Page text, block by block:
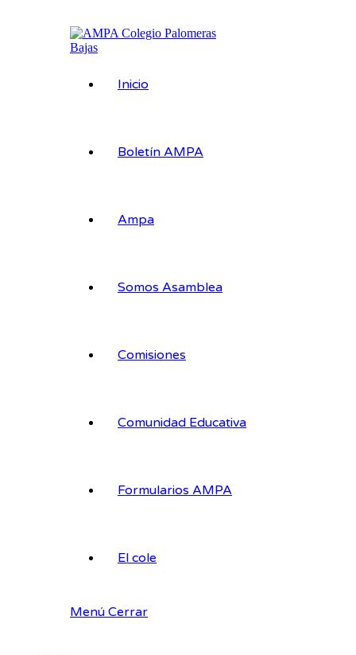
Inicio
Boletín AMPA
Ampa
Somos Asamblea
Comisiones
Comunidad Educativa
Formularios AMPA
El cole
Menú Cerrar